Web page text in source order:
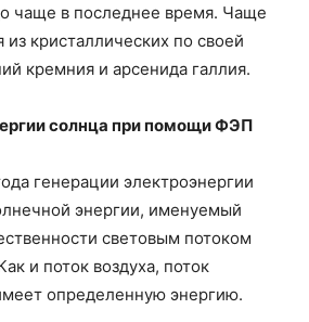
чаще в последнее время. Чаще
из кристаллических по своей
кремния и арсенида галлия.
солнца при помощи ФЭП
генерации электроэнергии
энергии, именуемый
световым потоком
и поток воздуха, поток
определенную энергию.